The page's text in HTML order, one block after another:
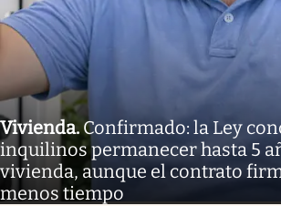
Vivienda.Confirmado: la Ley
inquilinos permanecer hasta 5
vivienda, aunque el contrato
menos tiempo